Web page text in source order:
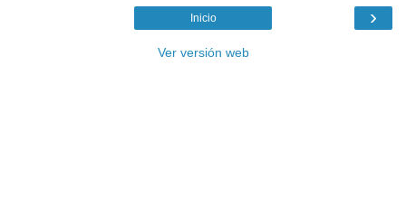
›
Inicio
Ver versión web